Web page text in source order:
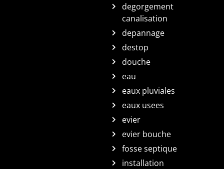
degorgement
canalisation
depannage
destop
douche
eau
eaux pluviales
eaux usees
evier
evier bouche
fosse septique
installation